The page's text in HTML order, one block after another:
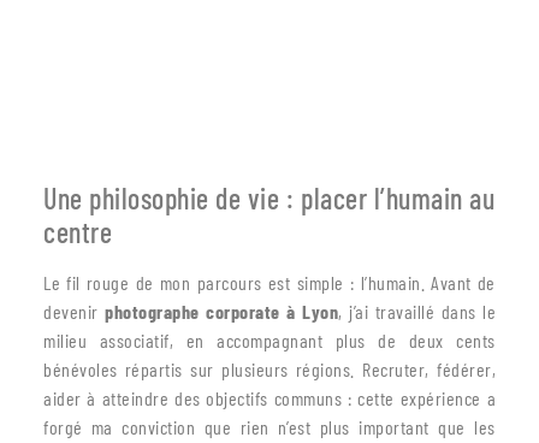
Une philosophie de vie : placer l’humain au
centre
Le fil rouge de mon parcours est simple : l’humain. Avant de
devenir photographe corporate à Lyon, j’ai travaillé dans le
milieu associatif, en accompagnant plus de deux cents
bénévoles répartis sur plusieurs régions. Recruter, fédérer,
aider à atteindre des objectifs communs : cette expérience a
forgé ma conviction que rien n’est plus important que les